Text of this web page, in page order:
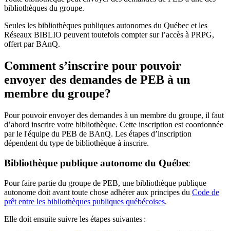
bibliothèques du groupe.
Seules les bibliothèques publiques autonomes du Québec et les
Réseaux BIBLIO peuvent toutefois compter sur l’accès à PRPG,
offert par BAnQ.
Comment s’inscrire pour pouvoir
envoyer des demandes de PEB à un
membre du groupe?
Pour pouvoir envoyer des demandes à un membre du groupe, il faut
d’abord inscrire votre bibliothèque. Cette inscription est coordonnée
par le l'équipe du PEB de BAnQ. Les étapes d’inscription
dépendent du type de bibliothèque à inscrire.
Bibliothèque publique autonome du Québec
Pour faire partie du groupe de PEB, une bibliothèque publique
autonome doit avant toute chose adhérer aux principes du Code de
prêt entre les bibliothèques publiques québécoises.
Elle doit ensuite suivre les étapes suivantes :